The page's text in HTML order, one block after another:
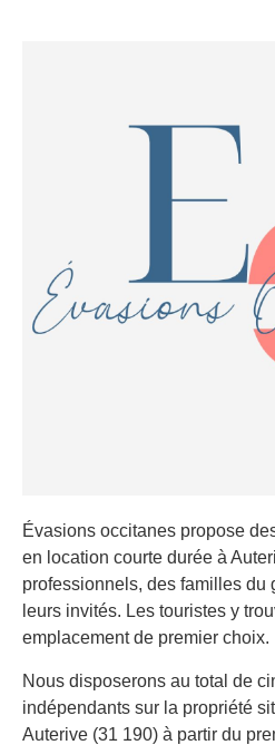
Évasions occitanes propose
en location courte durée à
professionnels, des familles du
leurs invités. Les touristes y
emplacement de premier choix.
Nous disposerons au total de
indépendants sur la propriété
Auterive (31 190) à partir du